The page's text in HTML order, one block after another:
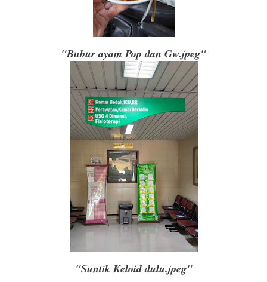
"Bubur ayam Pop dan Gw.jpeg"
"Suntik Keloid dulu.jpeg"